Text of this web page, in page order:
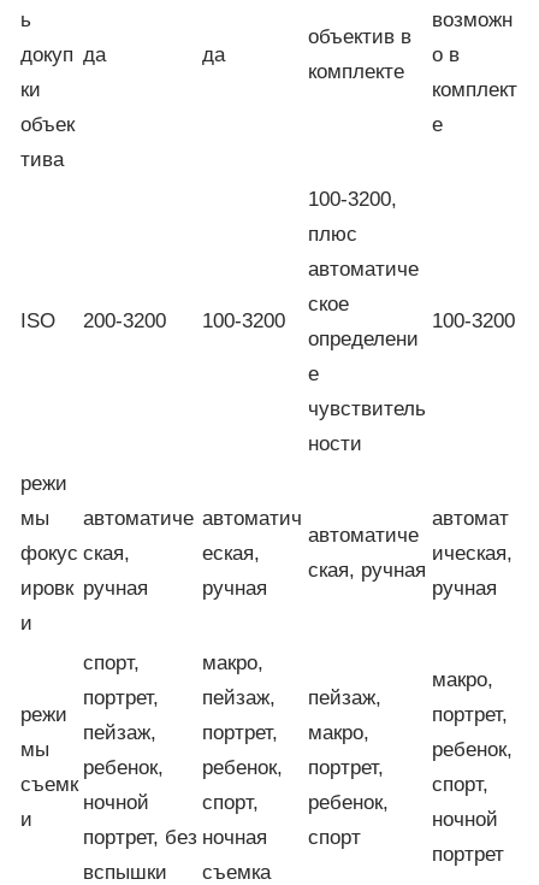
ь
докуп
ки
объек
тива
да да
объектив в
комплекте
возможн
о в
комплект
е
ISO 200-3200 100-3200
100-3200,
плюс
автоматиче
ское
определени
е
чувствитель
ности
100-3200
режи
мы
фокус
ировк
и
автоматиче
ская,
ручная
автоматич
еская,
ручная
автоматиче
ская, ручная
автомат
ическая,
ручная
режи
мы
съемк
и
спорт,
портрет,
пейзаж,
ребенок,
ночной
портрет, без
вспышки
макро,
пейзаж,
портрет,
ребенок,
спорт,
ночная
съемка
пейзаж,
макро,
портрет,
ребенок,
спорт
макро,
портрет,
ребенок,
спорт,
ночной
портрет